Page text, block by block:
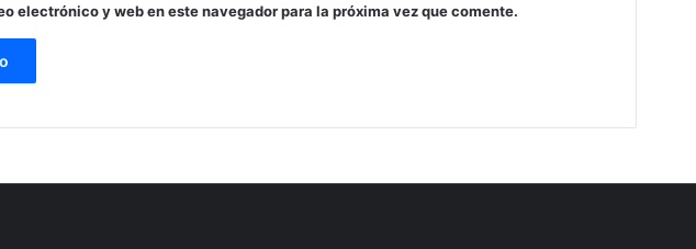
electrónico y web en este navegador para la próxima vez que comente.